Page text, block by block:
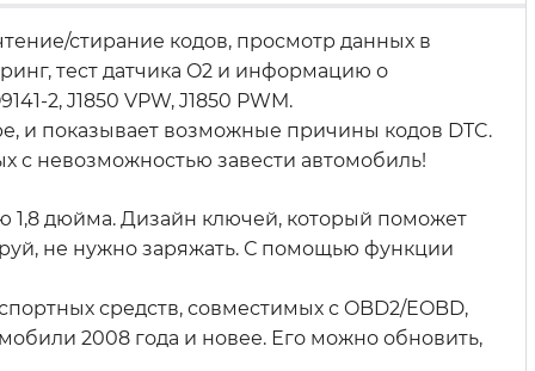
стирание кодов, просмотр данных в
тест датчика O2 и информацию о
2, J1850 VPW, J1850 PWM.
и показывает возможные причины кодов DTC.
с невозможностью завести автомобиль!
1,8 дюйма. Дизайн ключей, который поможет
не нужно заряжать. С помощью функции
средств, совместимых с OBD2/EOBD,
2008 года и новее. Его можно обновить,